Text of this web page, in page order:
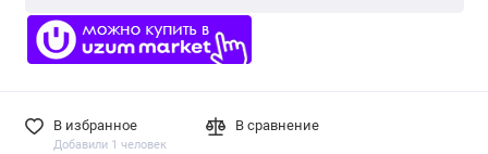
В избранное
Добавили 1 человек
В сравнение